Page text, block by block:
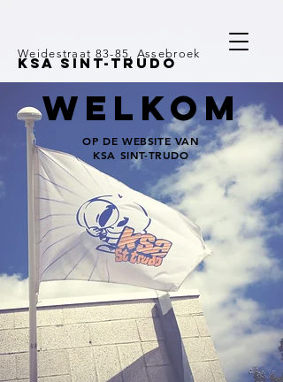
KSA SINT-TRUDO
Weidestraat 83-85, Assebroek
welkom
OP DE WEBSITE VAN
KSA SINT-TRUDO